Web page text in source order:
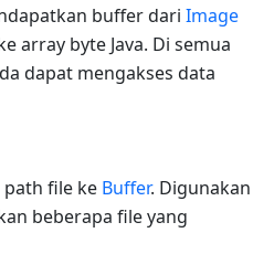
buffer dari Image
array byte Java. Di semua
dapat mengakses data
file ke Buffer. Digunakan
beberapa file yang